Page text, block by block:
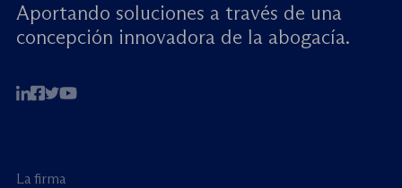
Aportando soluciones a través de una
concepción innovadora de la abogacía.
La firma